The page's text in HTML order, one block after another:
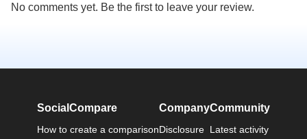
No comments yet. Be the first to leave your review.
SocialCompare
How to create a comparison
Company
Disclosure
Community
Latest activity